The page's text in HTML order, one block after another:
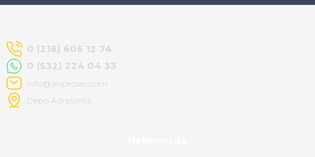
Kemal Toktaş | 20/06/2026
Havale ile odeme yaptim ve
tedirgindim ama saticinin
sonrasindaki iletisim ve
bilgilendirmesinden cok
memnun kaldim. Kesinlikle
tavsiye ederim.
0 (216) 606 12 74
0 (532) 224 04 33
info@ariproses.com
Depo Adresimiz